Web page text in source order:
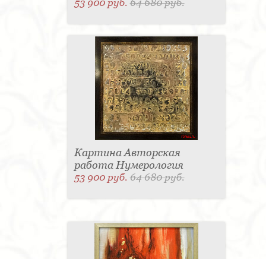
53 900 руб.64 680 руб.
Картина Авторская
работа Нумерология
53 900 руб.64 680 руб.